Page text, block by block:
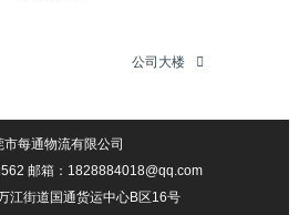
公司大楼
市每通物流有限公司
邮箱：1828884018@qq.com
江街道国通货运中心B区16号